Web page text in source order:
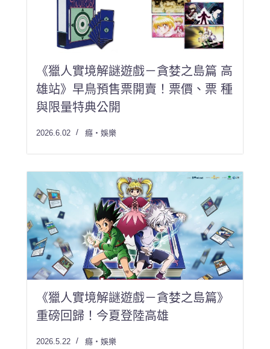
《獵人實境解謎遊戲－貪婪之島篇 高
雄站》早鳥預售票開賣！票價、票 種
與限量特典公開
2026.6.02 癮・娛樂
《獵人實境解謎遊戲－貪婪之島篇》
重磅回歸！今夏登陸高雄
2026.5.22 癮・娛樂